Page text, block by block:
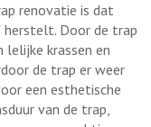
renovatie is dat
herstelt. Door de trap
lelijke krassen en
de trap er weer
een esthetische
van de trap,